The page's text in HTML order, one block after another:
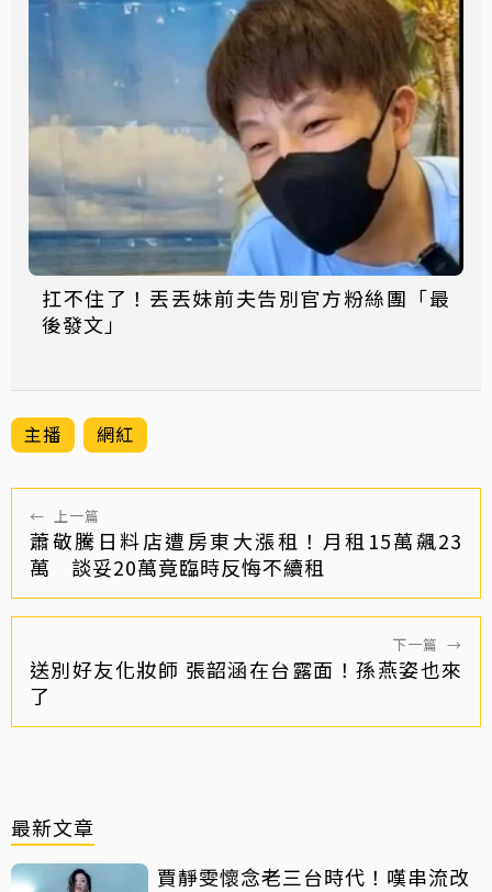
扛不住了！丟丟妹前夫告別官方粉絲團「最
後發文」
主播 網紅
← 上一篇
蕭敬騰日料店遭房東大漲租！月租15萬飆23
萬 談妥20萬竟臨時反悔不續租
下一篇 →
送別好友化妝師 張韶涵在台露面！孫燕姿也來
了
最新文章
賈靜雯懷念老三台時代！嘆串流改